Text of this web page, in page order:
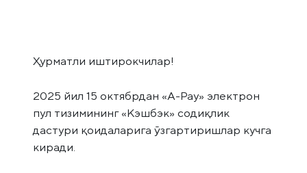
Ҳурматли иштирокчилар!
2025 йил 15 октябрдан «А-Pay» электрон
пул тизимининг «Кэшбэк» содиқлик
дастури қоидаларига ўзгартиришлар кучга
киради.